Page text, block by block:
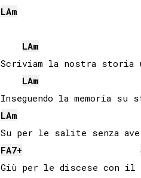
LAm
LAm
Scriviam la nostra storia
LAm
LAm
FA7+
Giù per le discese con il